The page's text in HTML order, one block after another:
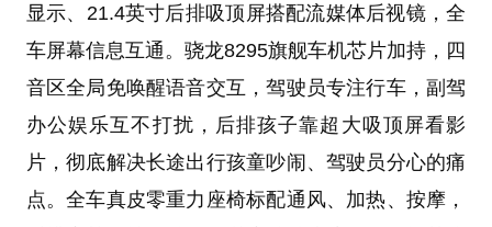
显示、21.4英寸后排吸顶屏搭配流媒体后视镜，全
车屏幕信息互通。骁龙8295旗舰车机芯片加持，四
音区全局免唤醒语音交互，驾驶员专注行车，副驾
办公娱乐互不打扰，后排孩子靠超大吸顶屏看影
片，彻底解决长途出行孩童吵闹、驾驶员分心的痛
点。全车真皮零重力座椅标配通风、加热、按摩，